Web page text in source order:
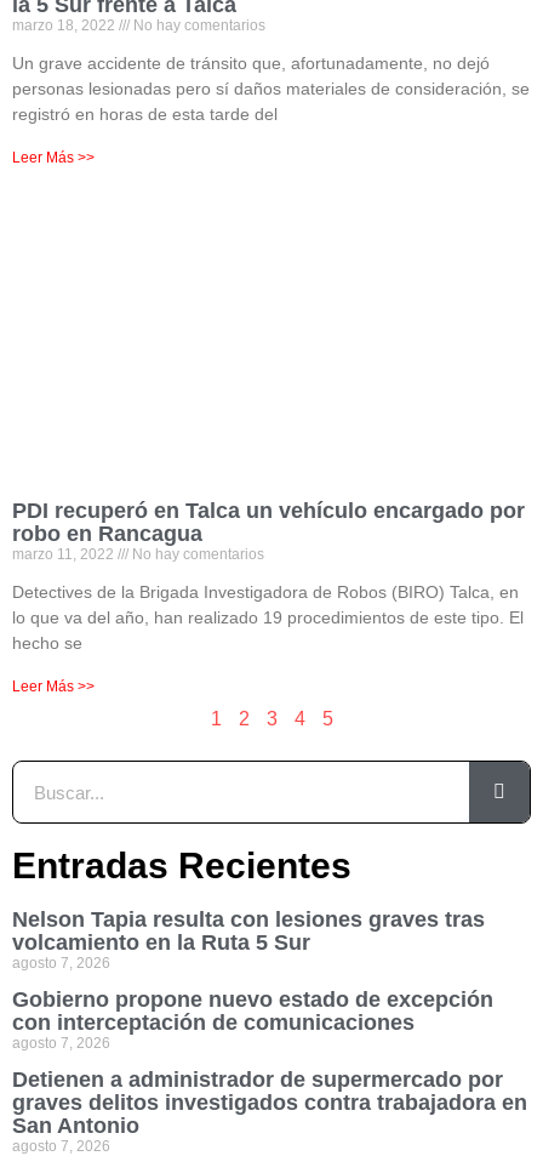
la 5 Sur frente a Talca
marzo 18, 2022 No hay comentarios
Un grave accidente de tránsito que, afortunadamente, no dejó
personas lesionadas pero sí daños materiales de consideración, se
registró en horas de esta tarde del
Leer Más >>
PDI recuperó en Talca un vehículo encargado por
robo en Rancagua
marzo 11, 2022 No hay comentarios
Detectives de la Brigada Investigadora de Robos (BIRO) Talca, en
lo que va del año, han realizado 19 procedimientos de este tipo. El
hecho se
Leer Más >>
1 2 3 4 5
Entradas Recientes
Nelson Tapia resulta con lesiones graves tras
volcamiento en la Ruta 5 Sur
agosto 7, 2026
Gobierno propone nuevo estado de excepción
con interceptación de comunicaciones
agosto 7, 2026
Detienen a administrador de supermercado por
graves delitos investigados contra trabajadora en
San Antonio
agosto 7, 2026